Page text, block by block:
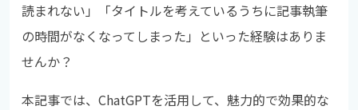
読まれない」「タイトルを考えているうちに記事執筆
の時間がなくなってしまった」といった経験はありま
せんか？
本記事では、ChatGPTを活用して、魅力的で効果的な